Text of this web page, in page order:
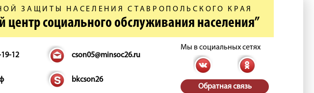
ЗАЩИТЫ НАСЕЛЕНИЯ СТАВРОПОЛЬСКОГО КРАЯ
центр социального обслуживания населения”
12 cson05@minsoc26.ru
bkcson26
Мы в социальных сетях
Обратная связь